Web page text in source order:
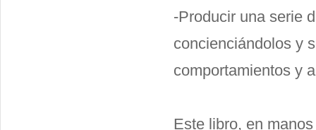
-Producir una serie
concienciándolos y
comportamientos y
Este libro, en